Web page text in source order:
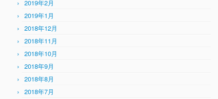
2019年2月
2019年1月
2018年12月
2018年11月
2018年10月
2018年9月
2018年8月
2018年7月